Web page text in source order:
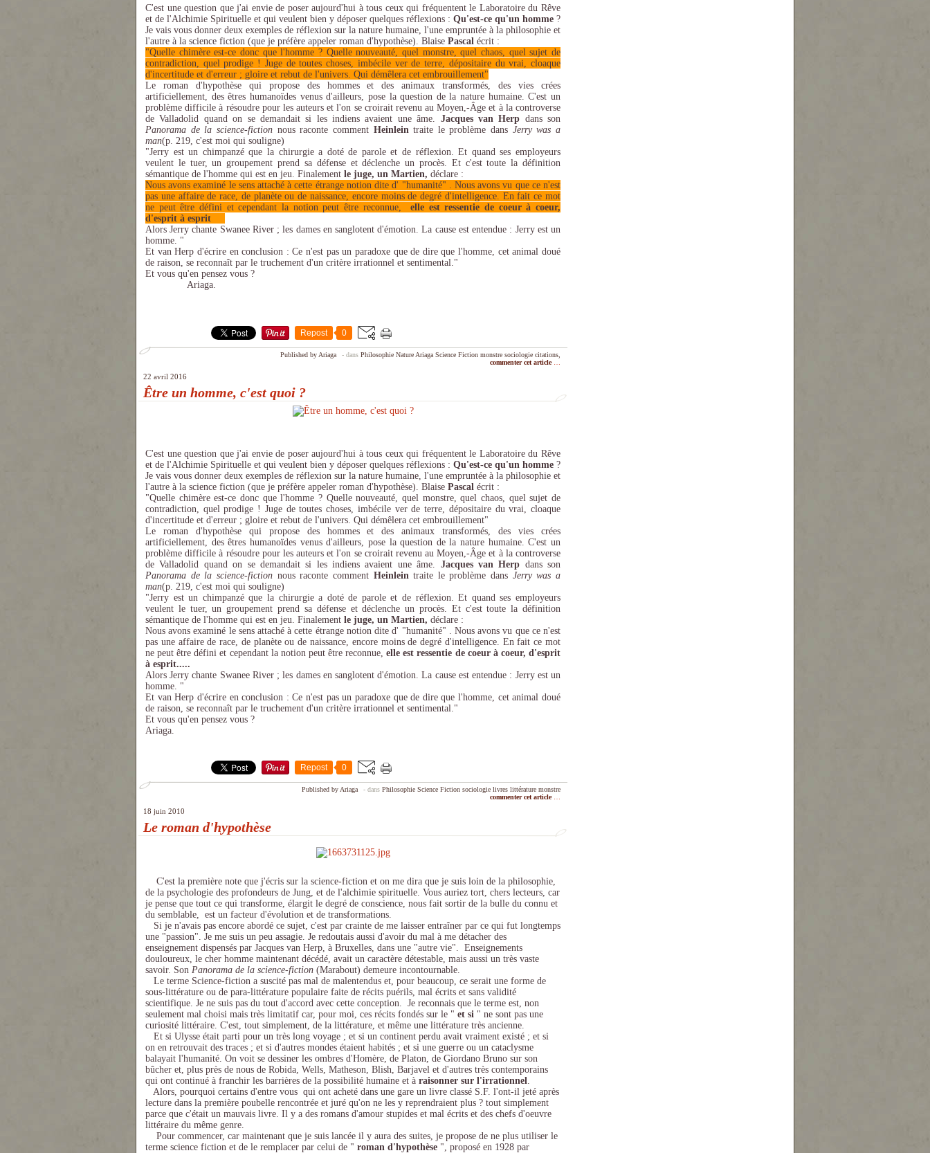
C'est une question que j'ai envie de poser aujourd'hui à tous ceux qui fréquentent le Laboratoire du Rêve
et de l'Alchimie Spirituelle et qui veulent bien y déposer quelques réflexions : Qu'est-ce qu'un homme ?
Je vais vous donner deux exemples de réflexion sur la nature humaine, l'une empruntée à la philosophie et
l'autre à la science fiction (que je préfère appeler roman d'hypothèse). Blaise Pascal écrit :
"Quelle chimère est-ce donc que l'homme ? Quelle nouveauté, quel monstre, quel chaos, quel sujet de
contradiction, quel prodige ! Juge de toutes choses, imbécile ver de terre, dépositaire du vrai, cloaque
d'incertitude et d'erreur ; gloire et rebut de l'univers. Qui démêlera cet embrouillement"
Le roman d'hypothèse qui propose des hommes et des animaux transformés, des vies crées
artificiellement, des êtres humanoïdes venus d'ailleurs, pose la question de la nature humaine. C'est un
problème difficile à résoudre pour les auteurs et l'on se croirait revenu au Moyen,-Âge et à la controverse
de Valladolid quand on se demandait si les indiens avaient une âme. Jacques van Herp dans son
Panorama de la science-fictionnous raconte comment Heinleintraite le problème dans Jerry was a
man(p. 219, c'est moi qui souligne)
"Jerry est un chimpanzé que la chirurgie a doté de parole et de réflexion. Et quand ses employeurs
veulent le tuer, un groupement prend sa défense et déclenche un procès. Et c'est toute la définition
sémantique de l'homme qui est en jeu. Finalement le juge, un Martien, déclare :
Nous avons examiné le sens attaché à cette étrange notion dite d' "humanité" . Nous avons vu que ce n'est
pas une affaire de race, de planète ou de naissance, encore moins de degré d'intelligence. En fait ce mot
ne peut être défini et cependant la notion peut être reconnue, elle est ressentie de coeur à coeur,
d'esprit à esprit
Alors Jerry chante Swanee River ; les dames en sanglotent d'émotion. La cause est entendue : Jerry est un
homme. "
Et van Herp d'écrire en conclusion : Ce n'est pas un paradoxe que de dire que l'homme, cet animal doué
de raison, se reconnaît par le truchement d'un critère irrationnel et sentimental."
Et vous qu'en pensez vous ?
Ariaga.
Repost 0
Published by Ariaga - dans Philosophie Nature Ariaga Science Fiction monstre sociologie citations,
commenter cet article
22 avril 2016
Être un homme, c'est quoi ?
C'est une question que j'ai envie de poser aujourd'hui à tous ceux qui fréquentent le Laboratoire du Rêve
et de l'Alchimie Spirituelle et qui veulent bien y déposer quelques réflexions : Qu'est-ce qu'un homme ?
Je vais vous donner deux exemples de réflexion sur la nature humaine, l'une empruntée à la philosophie et
l'autre à la science fiction (que je préfère appeler roman d'hypothèse). Blaise Pascal écrit :
"Quelle chimère est-ce donc que l'homme ? Quelle nouveauté, quel monstre, quel chaos, quel sujet de
contradiction, quel prodige ! Juge de toutes choses, imbécile ver de terre, dépositaire du vrai, cloaque
d'incertitude et d'erreur ; gloire et rebut de l'univers. Qui démêlera cet embrouillement"
Le roman d'hypothèse qui propose des hommes et des animaux transformés, des vies crées
artificiellement, des êtres humanoïdes venus d'ailleurs, pose la question de la nature humaine. C'est un
problème difficile à résoudre pour les auteurs et l'on se croirait revenu au Moyen,-Âge et à la controverse
de Valladolid quand on se demandait si les indiens avaient une âme. Jacques van Herp dans son
Panorama de la science-fictionnous raconte comment Heinleintraite le problème dans Jerry was a
man(p. 219, c'est moi qui souligne)
"Jerry est un chimpanzé que la chirurgie a doté de parole et de réflexion. Et quand ses employeurs
veulent le tuer, un groupement prend sa défense et déclenche un procès. Et c'est toute la définition
sémantique de l'homme qui est en jeu. Finalement le juge, un Martien, déclare :
Nous avons examiné le sens attaché à cette étrange notion dite d' "humanité" . Nous avons vu que ce n'est
pas une affaire de race, de planète ou de naissance, encore moins de degré d'intelligence. En fait ce mot
ne peut être défini et cependant la notion peut être reconnue,elle est ressentie de coeur à coeur, d'esprit
à esprit.....
Alors Jerry chante Swanee River ; les dames en sanglotent d'émotion. La cause est entendue : Jerry est un
homme. "
Et van Herp d'écrire en conclusion : Ce n'est pas un paradoxe que de dire que l'homme, cet animal doué
de raison, se reconnaît par le truchement d'un critère irrationnel et sentimental."
Et vous qu'en pensez vous ?
Ariaga.
Repost 0
Published by Ariaga - dans Philosophie Science Fiction sociologie livres littérature monstre
commenter cet article
18 juin 2010
Le roman d'hypothèse
C'est la première note que j'écris sur la science-fiction et on me dira que je suis loin de la philosophie,
de la psychologie des profondeurs de Jung, et de l'alchimie spirituelle. Vous auriez tort, chers lecteurs, car
je pense que tout ce qui transforme, élargit le degré de conscience, nous fait sortir de la bulle du connu et
du semblable, est un facteur d'évolution et de transformations.
Si je n'avais pas encore abordé ce sujet, c'est par crainte de me laisser entraîner par ce qui fut longtemps
une "passion". Je me suis un peu assagie. Je redoutais aussi d'avoir du mal à me détacher des
enseignement dispensés par Jacques van Herp, à Bruxelles, dans une "autre vie". Enseignements
douloureux, le cher homme maintenant décédé, avait un caractère détestable, mais aussi un très vaste
savoir. Son Panorama de la science-fiction (Marabout) demeure incontournable.
Le terme Science-fiction a suscité pas mal de malentendus et, pour beaucoup, ce serait une forme de
sous-littérature ou de para-littérature populaire faite de récits puérils, mal écrits et sans validité
scientifique. Je ne suis pas du tout d'accord avec cette conception. Je reconnais que le terme est, non
seulement mal choisi mais très limitatif car, pour moi, ces récits fondés sur le " et si " ne sont pas une
curiosité littéraire. C'est, tout simplement, de la littérature, et même une littérature très ancienne.
Et si Ulysse était parti pour un très long voyage ; et si un continent perdu avait vraiment existé ; et si
on en retrouvait des traces ; et si d'autres mondes étaient habités ; et si une guerre ou un cataclysme
balayait l'humanité. On voit se dessiner les ombres d'Homère, de Platon, de Giordano Bruno sur son
bûcher et, plus près de nous de Robida, Wells, Matheson, Blish, Barjavel et d'autres très contemporains
qui ont continué à franchir les barrières de la possibilité humaine et à raisonner sur l'irrationnel
Alors, pourquoi certains d'entre vous qui ont acheté dans une gare un livre classé S.F. l'ont-il jeté après
lecture dans la première poubelle rencontrée et juré qu'on ne les y reprendraient plus ? tout simplement
parce que c'était un mauvais livre. Il y a des romans d'amour stupides et mal écrits et des chefs d'oeuvre
littéraire du même genre.
Pour commencer, car maintenant que je suis lancée il y aura des suites, je propose de ne plus utiliser le
terme science fiction et de le remplacer par celui de " roman d'hypothèse ", proposé en 1928 par